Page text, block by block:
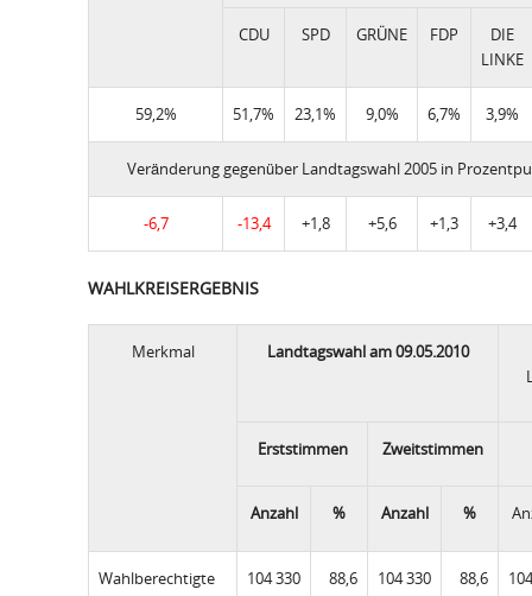
CDU SPD GRÜNE FDP
DIE
LINKE
59,2% 51,7% 23,1% 9,0% 6,7% 3,9%
Veränderung gegenüber Landtagswahl 2005 in
-6,7 -13,4 +1,8 +5,6 +1,3 +3,4
WAHLKREISERGEBNIS
Merkmal
Landtagswahl am 09.05.2010
Erststimmen Zweitstimmen
Anzahl % Anzahl %
Wahlberechtigte
104 330 88,6 104 330 88,6